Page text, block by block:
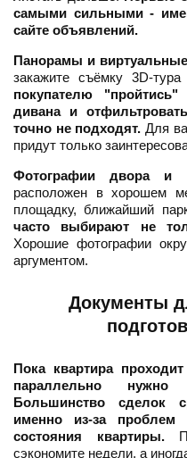
самыми сильными -
сайте объявлений.
Панорамы и
закажите съёмку 3D-
покупателю
дивана и
точно не подходят. Для
придут только
Фотографии двора и
расположен в хорошем
площадку, ближайший
часто выбирают не
Хорошие фотографии
аргументом.
Документы
Пока квартира
параллельно нужно
Большинство сделок
именно из-за
состояния квартиры.
сэкономите недели, а